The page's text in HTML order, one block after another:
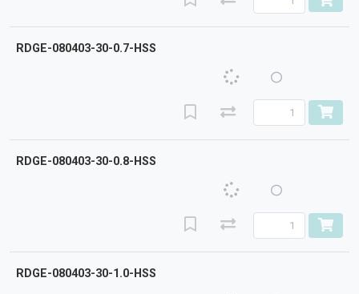
RDGE-080403-30-0.7-HSS
RDGE-080403-30-0.8-HSS
RDGE-080403-30-1.0-HSS